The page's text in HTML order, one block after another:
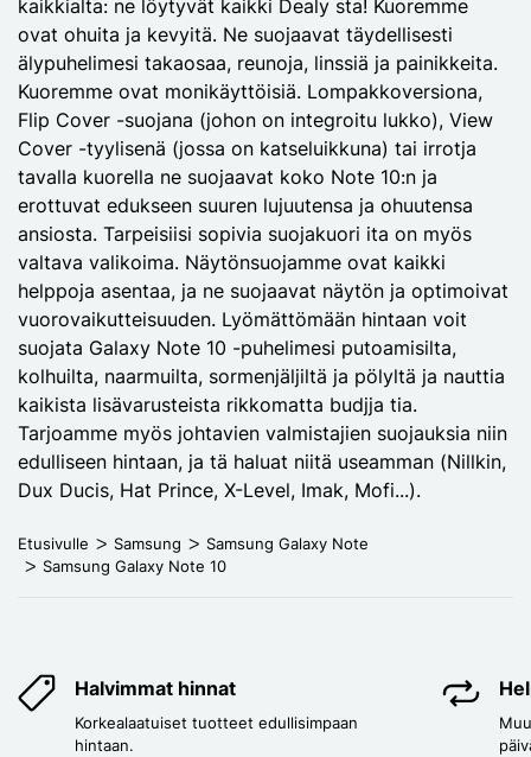
kaikkialta: ne löytyvät kaikki Dealy sta! Kuoremme
ovat ohuita ja kevyitä. Ne suojaavat täydellisesti
älypuhelimesi takaosaa, reunoja, linssiä ja painikkeita.
Kuoremme ovat monikäyttöisiä. Lompakkoversiona,
Flip Cover -suojana (johon on integroitu lukko), View
Cover -tyylisenä (jossa on katseluikkuna) tai irrotja
tavalla kuorella ne suojaavat koko Note 10:n ja
erottuvat edukseen suuren lujuutensa ja ohuutensa
ansiosta. Tarpeisiisi sopivia suojakuori ita on myös
valtava valikoima. Näytönsuojamme ovat kaikki
helppoja asentaa, ja ne suojaavat näytön ja optimoivat
vuorovaikutteisuuden. Lyömättömään hintaan voit
suojata Galaxy Note 10 -puhelimesi putoamisilta,
kolhuilta, naarmuilta, sormenjäljiltä ja pölyltä ja nauttia
kaikista lisävarusteista rikkomatta budjja tia.
Tarjoamme myös johtavien valmistajien suojauksia niin
edulliseen hintaan, ja tä haluat niitä useamman (Nillkin,
Dux Ducis, Hat Prince, X-Level, Imak, Mofi...).
Etusivulle Samsung
Samsung Galaxy Note
Samsung Galaxy Note 10
Halvimmat hinnat
Korkealaatuiset tuotteet edullisimpaan
hintaan.